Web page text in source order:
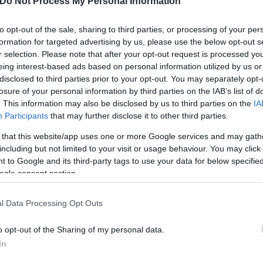
opt-out of the sale, sharing to third parties, or processing of your
for targeted advertising by us, please use the below opt-out
selection. Please note that after your opt-out request is processed
interest-based ads based on personal information utilized by us
to third parties prior to your opt-out. You may separately
of your personal information by third parties on the IAB’s list of
This information may also be disclosed by us to third parties on the
Participants that may further disclose it to other third parties.
that this website/app uses one or more Google services and may
but not limited to your visit or usage behaviour. You may
to Google and its third-party tags to use your data for below
consent section.
Data Processing Opt Outs
opt-out of the Sharing of my personal data.
διάστημα για να πείσουν τον πρώην τεχνικό
παρά το ενδιαφέρον που φέρεται να είχε από